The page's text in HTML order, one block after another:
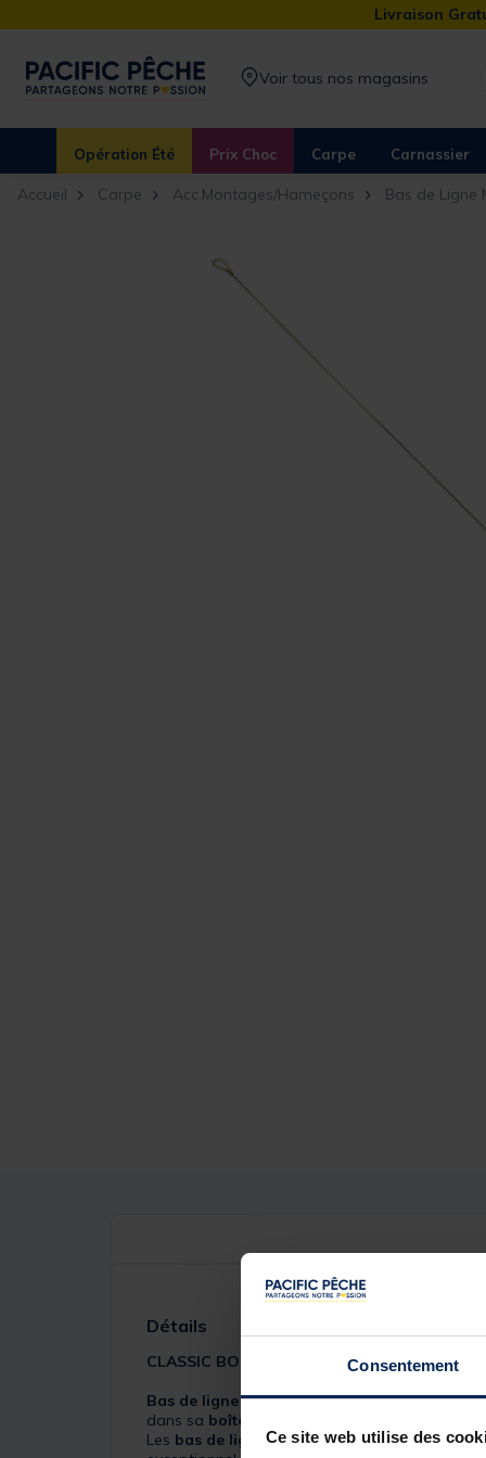
Consentement
Ce site web utilise des
Livraison
Voir tous nos magasins
Opération Été Prix Choc Carpe Carnassier
Accueil Carpe Acc.Montages/Hameçons Bas de Ligne
Détails
CLASSIC BOILIE RIG
Bas de lignedéveloppé à la demande des
dans sa boîte à pêche
Les bas de ligne Mack2permettent de pêcher